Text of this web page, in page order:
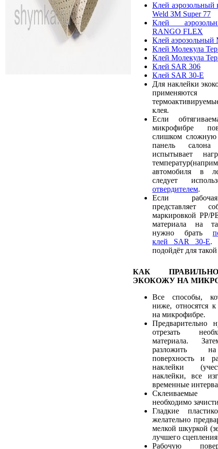
Клей аэрозольный
Weld ЗМ Super 77
Клей
RANGO FLEX
Клей аэрозольный
Клей Молекула
Клей Молекула
Клей SAR 306
Клей SAR 30-E
Для наклейки
клея.
Если
микрофибре
слишком
панель
испытывает
автомобиля в
следует
отвердителем.
Если
представляет
маркировкой PP/
материала на
нужно брать
клей SAR 30-E.
подойдёт для
КАК
ЭКОКОЖУ НА
Все способы,
ниже, относятся
на микрофибре.
Предварительно
отрезать
материала.
разложить
поверхность и
наклейки
наклейки, все
временные
необходимо
Гладкие
желательно
мелкой шкуркой
лучшего
Рабочую